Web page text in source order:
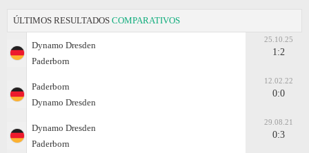
ÚLTIMOS RESULTADOS COMPARATIVOS
Dynamo Dresden
Paderborn
25.10.25
1:2
Paderborn
Dynamo Dresden
12.02.22
0:0
Dynamo Dresden
Paderborn
29.08.21
0:3